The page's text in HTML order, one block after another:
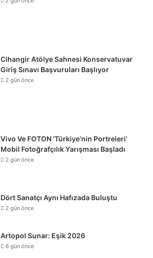
Cihangir Atölye Sahnesi Konservatuvar
Giriş Sınavı Başvuruları Başlıyor
2 gün önce
Vivo Ve FOTON ‘Türkiye’nin Portreleri’
Mobil Fotoğrafçılık Yarışması Başladı
2 gün önce
Dört Sanatçı Aynı Hafızada Buluştu
2 gün önce
Artopol Sunar: Eşik 2026
6 gün önce